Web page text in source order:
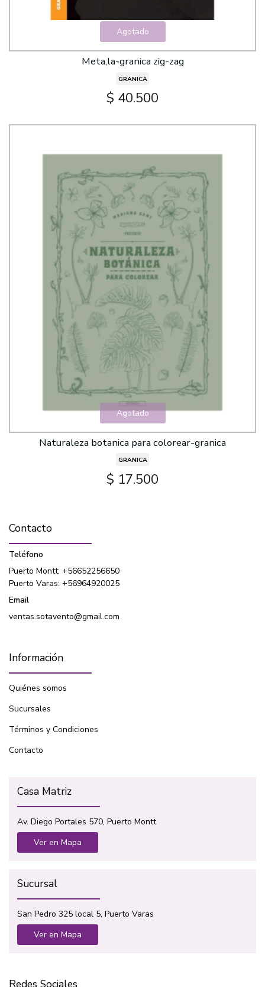
Agotado
Meta,la-granica zig-zag
GRANICA
$ 40.500
Agotado
Naturaleza botanica para colorear-granica
GRANICA
$ 17.500
Contacto
Teléfono
Puerto Montt: +56652256650
Puerto Varas: +56964920025
Email
ventas.sotavento@gmail.com
Información
Quiénes somos
Sucursales
Términos y Condiciones
Contacto
Casa Matriz
Av. Diego Portales 570, Puerto Montt
Ver en Mapa
Sucursal
San Pedro 325 local 5, Puerto Varas
Ver en Mapa
Redes Sociales